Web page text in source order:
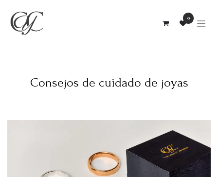
0
Consejos de cuidado de joyas